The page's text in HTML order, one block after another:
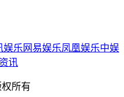
娱乐 网易娱乐凤凰娱乐中娱
讯
权所有